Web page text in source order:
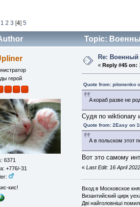
1 2 3 [4] 5
Topic:
герой
6371
+776/-31
кис!
Re: Военный
« Reply #45 on:
Quote from: pitonenko
A кораб разве не
Судя по wiktionary
Quote from: 2Easy on
А в польском этот
Вот это самому
«Last Edit: 16 April
Вход в Московское
Византийский цирк
Дві найголовніші